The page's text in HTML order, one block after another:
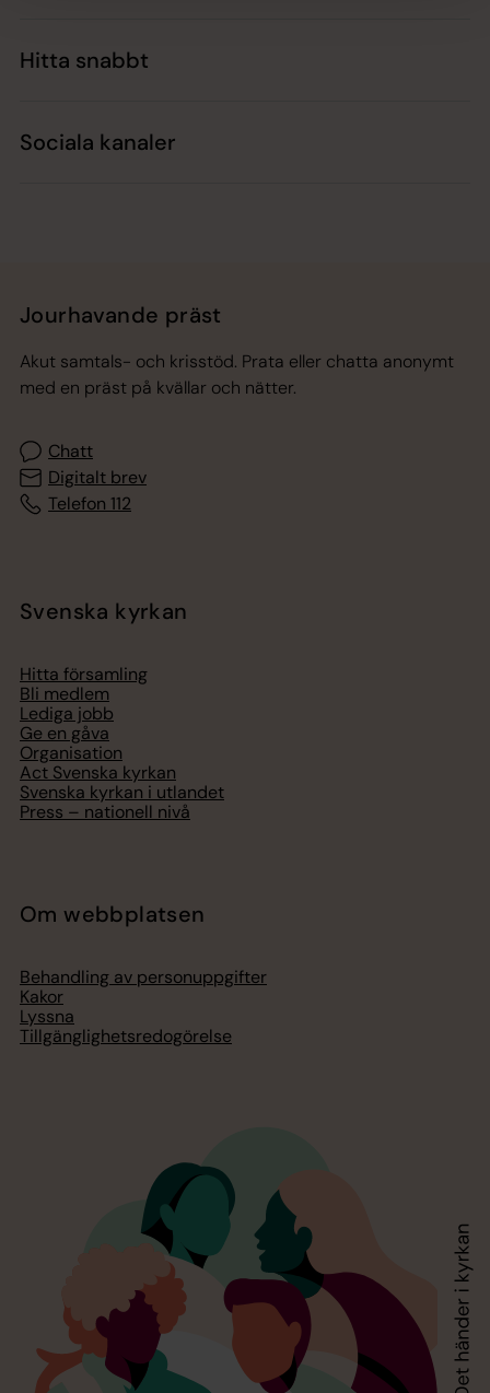
Hitta snabbt
Sociala kanaler
Jourhavande präst
Akut samtals- och krisstöd. Prata eller chatta anonymt
med en präst på kvällar och nätter.
Chatt
Digitalt brev
Telefon 112
Svenska kyrkan
Hitta församling
Bli medlem
Lediga jobb
Ge en gåva
Organisation
Act Svenska kyrkan
Svenska kyrkan i utlandet
Press – nationell nivå
Om webbplatsen
Behandling av personuppgifter
Kakor
Lyssna
Tillgänglighetsredogörelse